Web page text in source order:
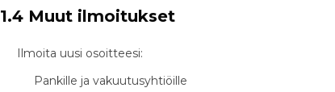
1.4 Muut ilmoitukset
Ilmoita uusi osoitteesi:
Pankille ja vakuutusyhtiöille